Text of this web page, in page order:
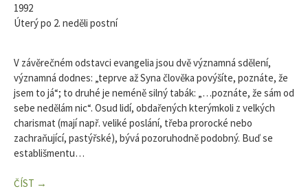
1992
Úterý po 2. neděli postní
V závěrečném odstavci evangelia jsou dvě významná sdělení,
významná dodnes: „teprve až Syna člověka povýšíte, poznáte, že
jsem to já“; to druhé je neméně silný tabák: „…poznáte, že sám od
sebe nedělám nic“. Osud lidí, obdařených kterýmkoli z velkých
charismat (mají např. veliké poslání, třeba prorocké nebo
zachraňující, pastýřské), bývá pozoruhodně podobný. Buď se
establišmentu…
ČÍST →